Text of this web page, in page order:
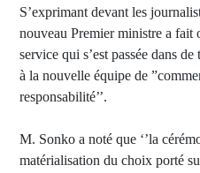
S’exprimant devant les
nouveau Premier ministre a fait
service qui s’est passée dans
à la nouvelle équipe de
responsabilité’’.
M. Sonko a noté que ‘’la
matérialisation du choix porté